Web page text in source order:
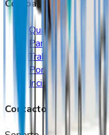
Compañía
Quiénes somos
Partners
Trabaja con
Portal de
Incidencias
Contacto